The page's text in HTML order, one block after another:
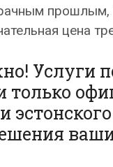
прошлым,
цена
Услуги